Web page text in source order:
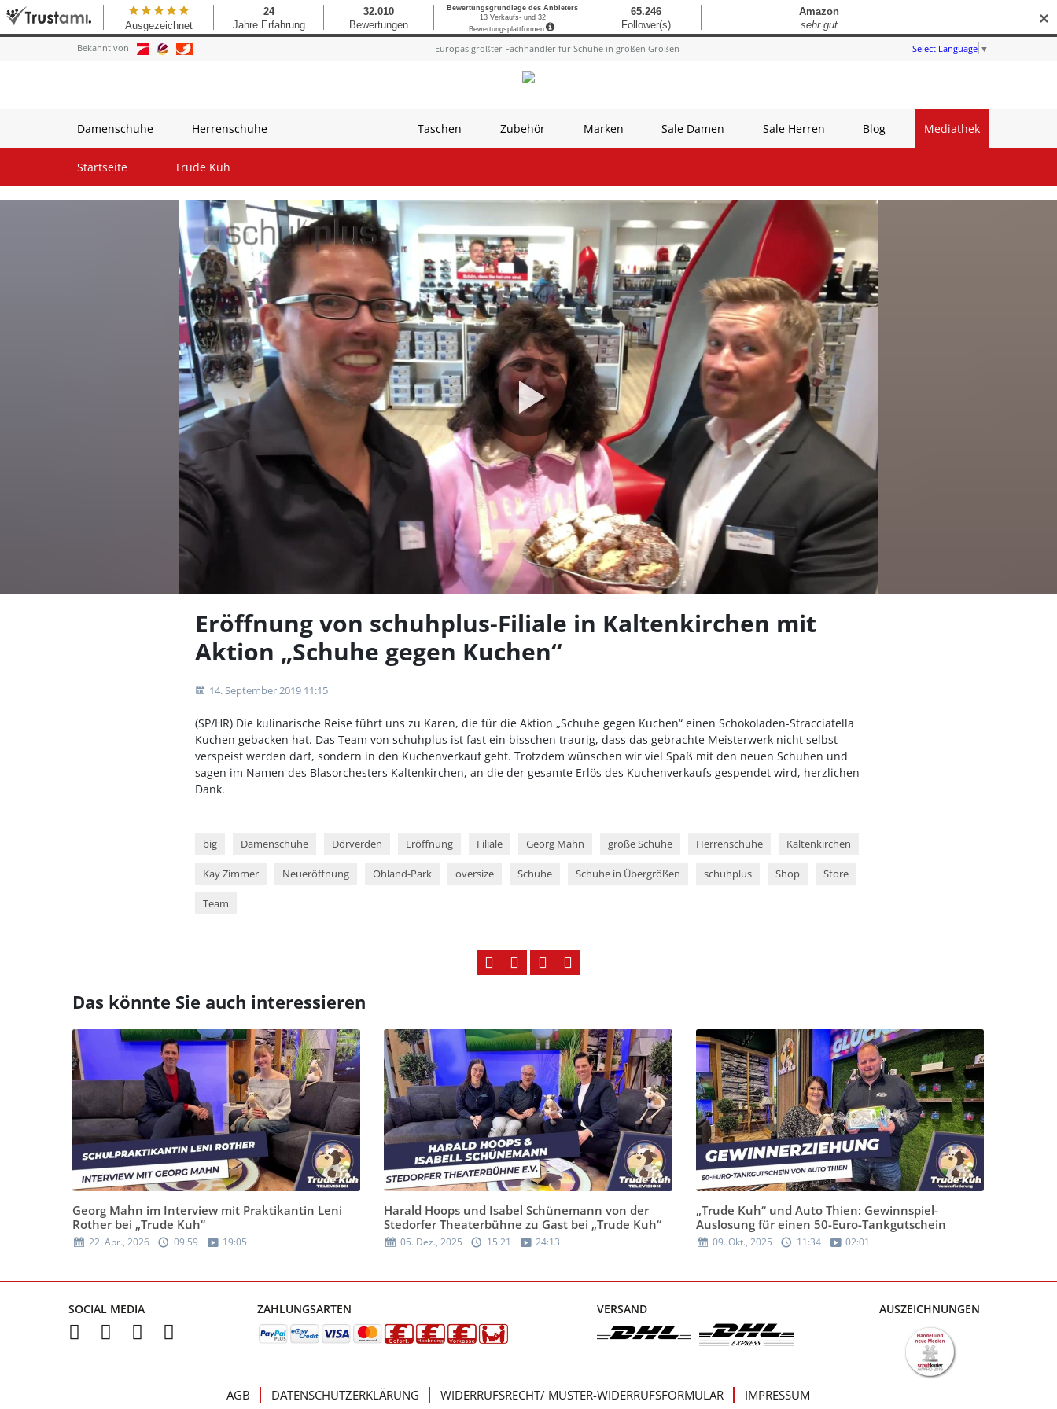
Bekannt von Europas größter Fachhändler für Schuhe in großen Größen Select Language ▼
Damenschuhe Herrenschuhe Taschen Zubehör Marken Sale Damen Sale Herren Blog Mediathek
Startseite Trude Kuh
Video
abspielen
Eröffnung von schuhplus-Filiale in Kaltenkirchen mit
Aktion „Schuhe gegen Kuchen“
14. September 2019 11:15
(SP/HR) Die kulinarische Reise führt uns zu Karen, die für die Aktion „Schuhe gegen Kuchen“ einen Schokoladen-Stracciatella
Kuchen gebacken hat. Das Team von schuhplus ist fast ein bisschen traurig, dass das gebrachte Meisterwerk nicht selbst
verspeist werden darf, sondern in den Kuchenverkauf geht. Trotzdem wünschen wir viel Spaß mit den neuen Schuhen und
sagen im Namen des Blasorchesters Kaltenkirchen, an die der gesamte Erlös des Kuchenverkaufs gespendet wird, herzlichen
Dank.
big Damenschuhe Dörverden Eröffnung Filiale Georg Mahn große Schuhe Herrenschuhe Kaltenkirchen
Kay Zimmer Neueröffnung Ohland-Park oversize Schuhe Schuhe in Übergrößen schuhplus Shop Store
Team
Das könnte Sie auch interessieren
Georg Mahn im Interview mit Praktikantin Leni
Rother bei „Trude Kuh“
22. Apr., 2026 09:59 19:05
Harald Hoops und Isabel Schünemann von der
Stedorfer Theaterbühne zu Gast bei „Trude Kuh“
05. Dez., 2025 15:21 24:13
„Trude Kuh“ und Auto Thien: Gewinnspiel-
Auslosung für einen 50-Euro-Tankgutschein
09. Okt., 2025 11:34 02:01
SOCIAL MEDIA ZAHLUNGSARTEN VERSAND AUSZEICHNUNGEN
AGB DATENSCHUTZERKLÄRUNG WIDERRUFSRECHT/ MUSTER-WIDERRUFSFORMULAR IMPRESSUM
✕